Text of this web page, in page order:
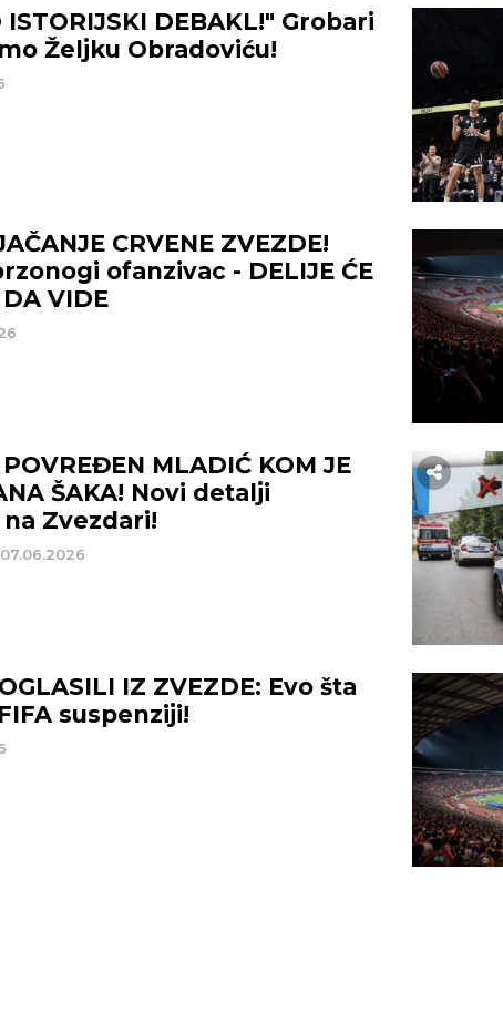
ISTORIJSKI DEBAKL!" Grobari
Željku Obradoviću!
CRVENE ZVEZDE!
ofanzivac - DELIJE ĆE
VIDE
07.06.2026
MLADIĆ KOM JE
ŠAKA! Novi detalji
Zvezdari!
IZ ZVEZDE: Evo šta
suspenziji!